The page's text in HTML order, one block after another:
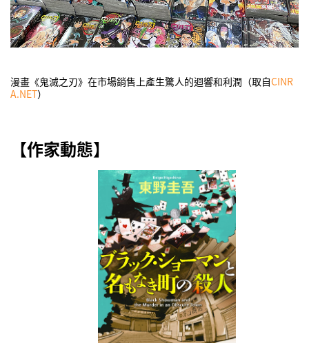
漫畫《鬼滅之刃》在市場銷售上產生驚人的迴響和利潤（取自CINR
A.NET）
【作家動態】